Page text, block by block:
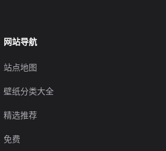
网站导航
站点地图
壁纸分类大全
精选推荐
免费